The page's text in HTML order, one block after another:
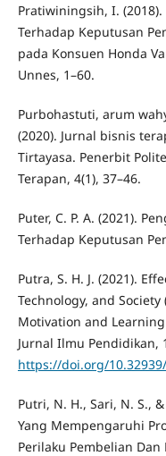
Pratiwiningsih, I.
Terhadap Keputusan
pada Konsuen Honda
Unnes, 1–60.
Purbohastuti, arum
(2020). Jurnal bisnis
Tirtayasa. Penerbit
Terapan, 4(1), 37–46.
Puter, C. P. A. (2021).
Terhadap Keputusan
Putra, S. H. J. (2021).
Technology, and Society
Motivation and
Jurnal Ilmu Pendidikan,
https://doi.org/
Putri, N. H., Sari, N. S.,
Yang Mempengaruhi
Perilaku Pembelian